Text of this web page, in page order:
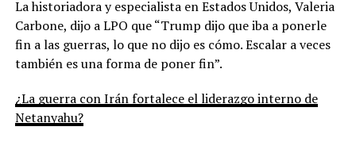
La historiadora y especialista en Estados Unidos, Valeria
Carbone, dijo a LPO que “Trump dijo que iba a ponerle
fin a las guerras, lo que no dijo es cómo. Escalar a veces
también es una forma de poner fin”.
¿La guerra con Irán fortalece el liderazgo interno de
Netanyahu?